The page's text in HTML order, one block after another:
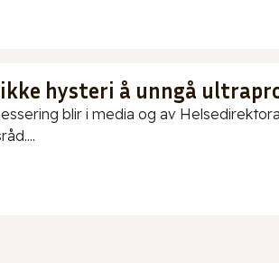
hysteri å unngå
blir i media og av